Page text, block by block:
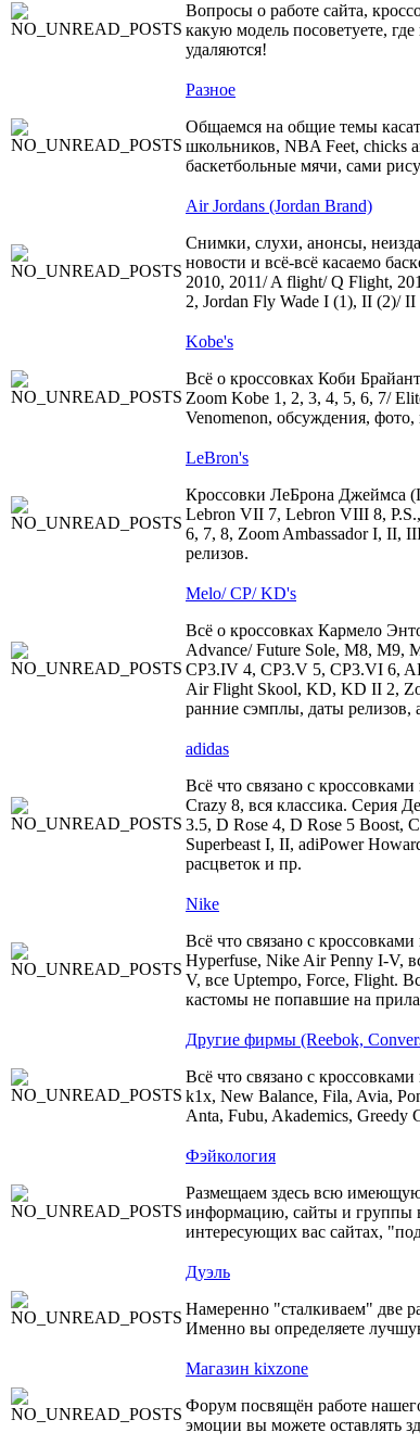
Вопросы о работе сайта,
какую модель посоветуете,
удаляются!
Разное
Общаемся на общие темы
школьников, NBA Feet, chicks
баскетбольные мячи, сами
Air Jordans (Jordan Brand)
Снимки, слухи, анонсы,
новости и всё-всё касаемо
2010, 2011/ A flight/ Q Flight,
2, Jordan Fly Wade I (1), II (2)/ II
Kobe's
Всё о кроссовках Коби
Zoom Kobe 1, 2, 3, 4, 5, 6, 7/
Venomenon, обсуждения,
LeBron's
Кроссовки ЛеБрона Джеймса
Lebron VII 7, Lebron VIII 8,
6, 7, 8, Zoom Ambassador I, II,
релизов.
Melo/ CP/ KD's
Всё о кроссовках Кармело
Advance/ Future Sole, M8, M9,
CP3.IV 4, CP3.V 5, CP3.VI 6,
Air Flight Skool, KD, KD II 2,
ранние сэмплы, даты релизов,
adidas
Всё что связано с
Crazy 8, вся классика. Серия
3.5, D Rose 4, D Rose 5 Boost,
Superbeast I, II, adiPower
расцветок и пр.
Nike
Всё что связано с
Hyperfuse, Nike Air Penny I-V,
V, все Uptempo, Force, Flight.
кастомы не попавшие на
Другие фирмы (Reebok,
Всё что связано с
k1x, New Balance, Fila, Avia,
Anta, Fubu, Akademics, Greedy
Фэйкология
Размещаем здесь всю
информацию, сайты и группы
интересующих вас сайтах,
Дуэль
Намеренно "сталкиваем" две
Именно вы определяете
Магазин kixzone
Форум посвящён работе
эмоции вы можете оставлять